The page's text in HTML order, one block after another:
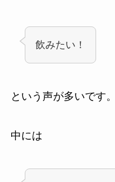
飲みたい！
という声が多いです。
中には